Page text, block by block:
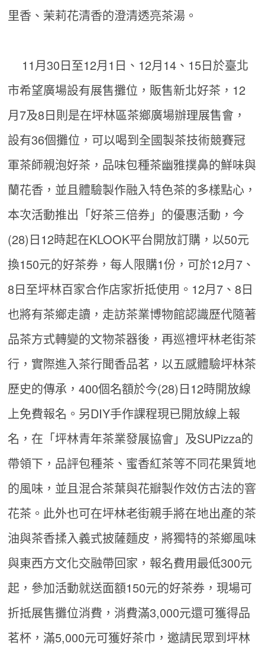
里香、茉莉花清香的澄清透亮茶湯。
11月30日至12月1日、12月14、15日於臺北
市希望廣場設有展售攤位，販售新北好茶，12
月7及8日則是在坪林區茶鄉廣場辦理展售會，
設有36個攤位，可以喝到全國製茶技術競賽冠
軍茶師親泡好茶，品味包種茶幽雅撲鼻的鮮味與
蘭花香，並且體驗製作融入特色茶的多樣點心，
本次活動推出「好茶三倍券」的優惠活動，今
(28)日12時起在KLOOK平台開放訂購，以50元
換150元的好茶券，每人限購1份，可於12月7、
8日至坪林百家合作店家折抵使用。12月7、8日
也將有茶鄉走讀，走訪茶業博物館認識歷代隨著
品茶方式轉變的文物茶器後，再巡禮坪林老街茶
行，實際進入茶行聞香品茗，以五感體驗坪林茶
歷史的傳承，400個名額於今(28)日12時開放線
上免費報名。另DIY手作課程現已開放線上報
名，在「坪林青年茶業發展協會」及SUPizza的
帶領下，品評包種茶、蜜香紅茶等不同花果質地
的風味，並且混合茶葉與花瓣製作效仿古法的窨
花茶。此外也可在坪林老街親手將在地出產的茶
油與茶香揉入義式披薩麵皮，將獨特的茶鄉風味
與東西方文化交融帶回家，報名費用最低300元
起，參加活動就送面額150元的好茶券，現場可
折抵展售攤位消費，消費滿3,000元還可獲得品
茗杯，滿5,000元可獲好茶巾，邀請民眾到坪林